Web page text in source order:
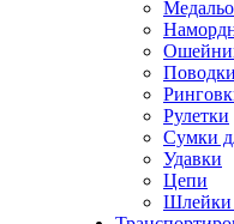
Рулетки
Сумки
Удавки
Цепи
Шлейки